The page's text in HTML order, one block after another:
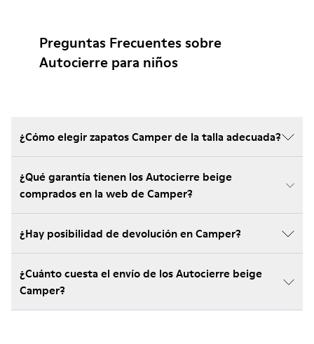
Preguntas Frecuentes sobre
Autocierre para niños
¿Cómo elegir zapatos Camper de la talla adecuada?
¿Qué garantía tienen los Autocierre beige
comprados en la web de Camper?
¿Hay posibilidad de devolución en Camper?
¿Cuánto cuesta el envío de los Autocierre beige
Camper?